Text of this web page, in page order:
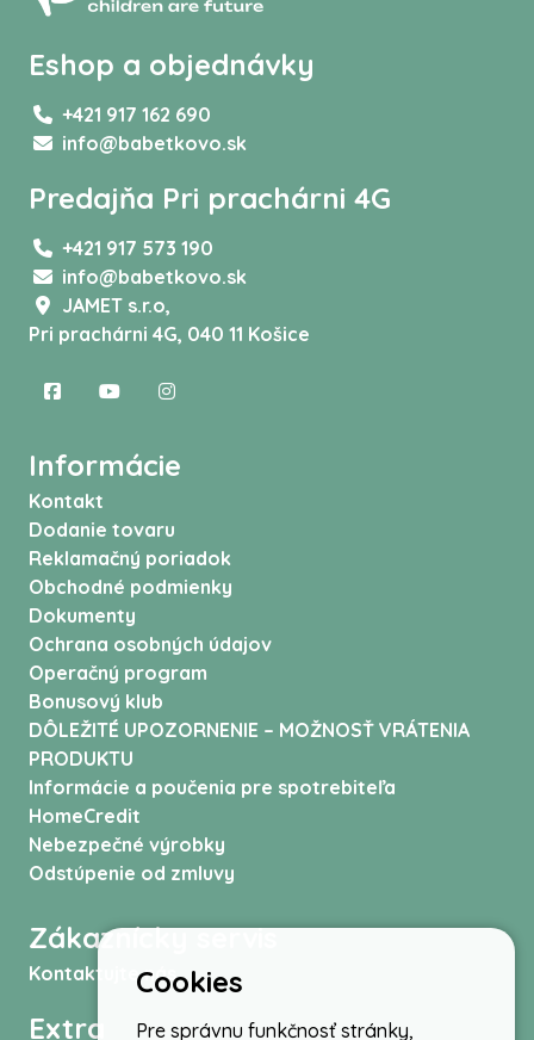
Eshop a objednávky
+421 917 162 690
info@babetkovo.sk
Predajňa Pri prachárni 4G
+421 917 573 190
info@babetkovo.sk
JAMET s.r.o,
Pri prachárni 4G, 040 11 Košice
Informácie
Kontakt
Dodanie tovaru
Reklamačný poriadok
Obchodné podmienky
Dokumenty
Ochrana osobných údajov
Operačný program
Bonusový klub
DÔLEŽITÉ UPOZORNENIE – MOŽNOSŤ VRÁTENIA
PRODUKTU
Informácie a poučenia pre spotrebiteľa
HomeCredit
Nebezpečné výrobky
Odstúpenie od zmluvy
Zákaznícky servis
Kontaktujte nás
Extra
Cookies
Pre správnu funkčnosť stránky,